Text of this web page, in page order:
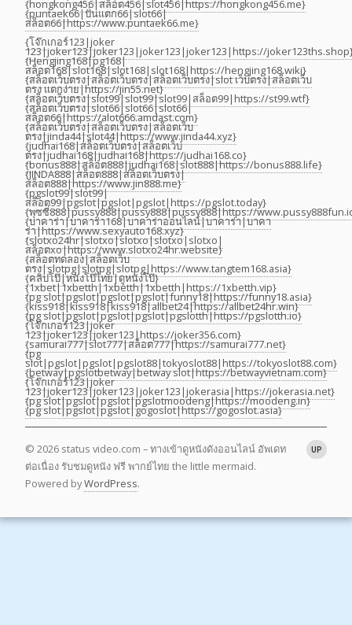
{hongkong456|สล็อต456|slot456|https://hongkong456.me}
{puntaek66|ปั่นแตก66|slot66|
สล็อต66|https://www.puntaek66.me}
{โจ๊กเกอร์123|joker
123|joker123|joker123|joker123|joker123|https://
{Hengjing168|pg168|
สล็อต168|slot168|slot168|slot168|https://hengjing168.wiki}
{สล็อตเว็บตรง|สล็อตเว็บตรง|สล็อตเว็บตรง|slot เว็บตรง|สล็อตเว็บ
ตรง แตกง่าย|https://jin55.net}
{สล็อตเว็บตรง|slot99|slot99|slot99|สล็อต99|https://st99.wtf}
{สล็อตเว็บตรง|slot66|slot66|slot66|
สล็อต66|https://alot666.amdast.com}
{สล็อตเว็บตรง|สล็อตเว็บตรง|สล็อตเว็บ
ตรง|jinda44|slot44|https://www.jinda44.xyz}
{judhai168|สล็อตเว็บตรง|สล็อตเว็บ
ตรง|judhai168|judhai168|https://judhai168.co}
{bonus888|สล็อต888|judhai168|slot888|https://bonus888.life}
{JINDA888|สล็อต888|สล็อตเว็บตรง|
สล็อต888|https://www.jin888.me}
{pgslot99|slot99|
สล็อต99|pgslot|pgslot|pgslot|https://pgslot.today}
{พุซซี่888|pussy888|pussy888|pussy888|https://
{บาคาร่า|บาคาร่า168|บาคาร่าออนไลน์|บาคาร่า|บาคา
ร่า|https://www.sexyauto168.xyz}
{slotxo24hr|slotxo|slotxo|slotxo|slotxo|
สล็อตxo|https://www.slotxo24hr.website}
{สล็อตทดลอง|สล็อตเว็บ
ตรง|slotpg|slotpg|slotpg|https://www.tangtem168.asia}
{คลิปโป๊|หนังโป๊ไทย|ดูหนังโป๊}
{1xbet|1xbetth|1xbetth|1xbetth|https://1xbetth.vip}
{pg slot|pgslot|pgslot|pgslot|funny18|https://funny18.asia}
{kiss918|kiss918|kiss918|allbet24|https://allbet24hr.win}
{pg slot|pgslot|pgslot|pgslot|pgslotth|https://pgslotth.io}
{โจ๊กเกอร์123|joker
123|joker123|joker123|https://joker356.com}
{samurai777|slot777|สล็อต777|https://samurai777.net}
{pg
slot|pgslot|pgslot|pgslot88|tokyoslot88|https://tokyoslot88.com}
{betway|pgslotbetway|betway slot|https://betwayvietnam.com}
{โจ๊กเกอร์123|joker
123|joker123|joker123|joker123|jokerasia|https://jokerasia.net}
{pg slot|pgslot|pgslot|pgslotmoodeng|https://moodeng.in}
{pg slot|pgslot|pgslot|gogoslot|https://gogoslot.asia}
UP
© 2026 status video.com – ทางเข้าดูหนังดังออนไลน์ อัพเดท
ต่อเนื่อง รับชมดูหนัง ฟรี พากย์ไทย the little mermaid.
Powered byWordPress.